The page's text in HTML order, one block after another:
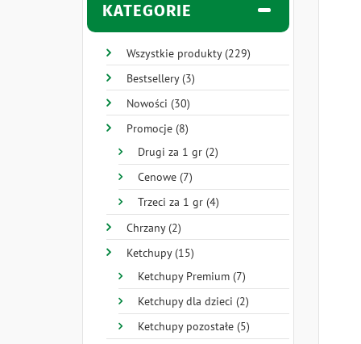
KATEGORIE
Wszystkie produkty (229)
Bestsellery (3)
Nowości (30)
Promocje (8)
Drugi za 1 gr (2)
Cenowe (7)
Trzeci za 1 gr (4)
Chrzany (2)
Ketchupy (15)
Ketchupy Premium (7)
Ketchupy dla dzieci (2)
Ketchupy pozostałe (5)